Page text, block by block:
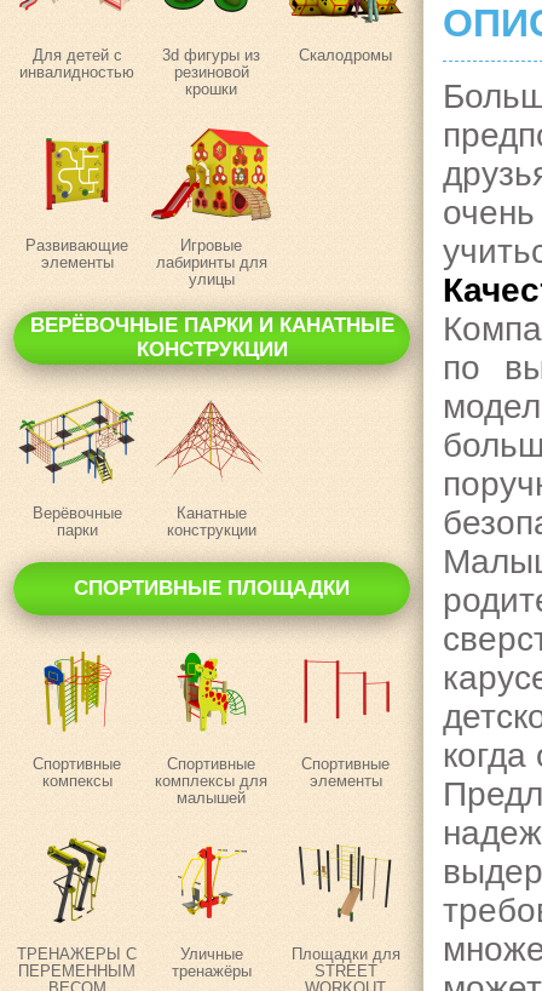
Для детей с
инвалидностью
3d фигуры из
резиновой
крошки
Скалодромы
Развивающие
элементы
Игровые
лабиринты для
улицы
ВЕРЁВОЧНЫЕ ПАРКИ И КАНАТНЫЕ
КОНСТРУКЦИИ
Верёвочные
парки
Канатные
конструкции
СПОРТИВНЫЕ ПЛОЩАДКИ
Спортивные
компексы
Спортивные
комплексы для
малышей
Спортивные
элементы
ТРЕНАЖЕРЫ С
ПЕРЕМЕННЫМ
Уличные
тренажёры
Площадки для
STREET
по